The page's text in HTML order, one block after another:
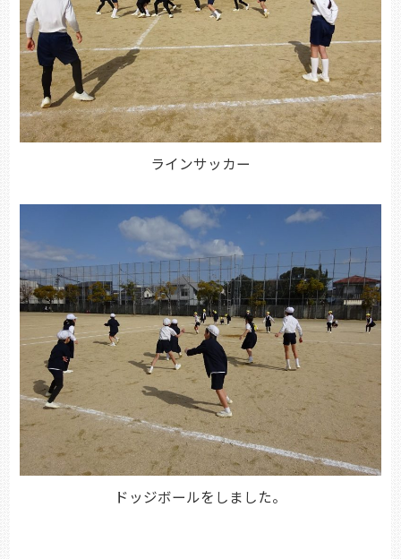
ラインサッカー
ドッジボールをしました。